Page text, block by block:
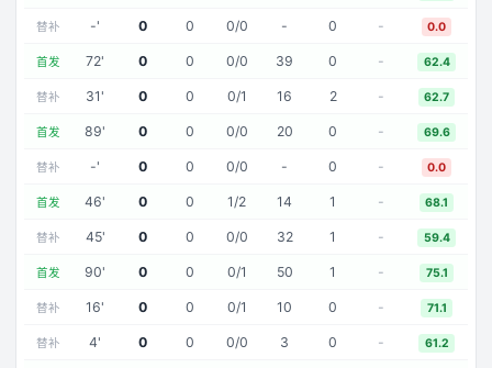
替补 -' 0 0 0/0 - 0 - 0.0
首发 72' 0 0 0/0 39 0 - 62.4
替补 31' 0 0 0/1 16 2 - 62.7
首发 89' 0 0 0/0 20 0 - 69.6
替补 -' 0 0 0/0 - 0 - 0.0
首发 46' 0 0 1/2 14 1 - 68.1
替补 45' 0 0 0/0 32 1 - 59.4
首发 90' 0 0 0/1 50 1 - 75.1
替补 16' 0 0 0/1 10 0 - 71.1
替补 4' 0 0 0/0 3 0 - 61.2